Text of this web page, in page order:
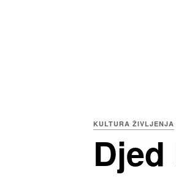
KULTURA ŽIVLJENJA